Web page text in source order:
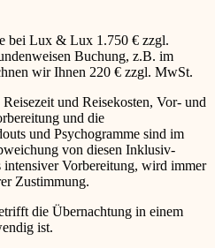
bei Lux & Lux 1.750 € zzgl.
Buchung, z.B. im
wir Ihnen 220 € zzgl. MwSt.
und Reisekosten, Vor- und
und die
und Psychogramme sind im
von diesen Inklusiv-
intensiver Vorbereitung, wird immer
Zustimmung.
die Übernachtung in einem
ist.